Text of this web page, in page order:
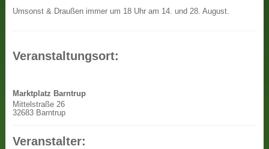
Umsonst & Draußen immer um 18 Uhr am 14. und 28. August.
Veranstaltungsort:
Marktplatz Barntrup
Mittelstraße 26
32683 Barntrup
Veranstalter: